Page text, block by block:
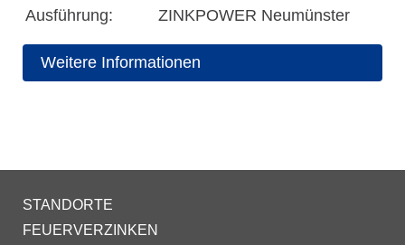
Ausführung:
ZINKPOWER Neumünster
Weitere Informationen
STANDORTE
FEUERVERZINKEN